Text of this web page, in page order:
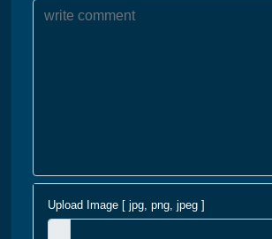
Upload Image [ jpg, png, jpeg ]